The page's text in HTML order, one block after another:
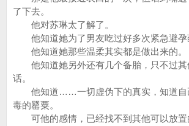
了下去。
他对苏琳太了解了。
他知道她为了男友吃过好多次紧急避孕
他知道她那些温柔其实都是做出来的。
他知道她另外还有几个备胎，只不过其
话。
他知道……一切虚伪下的真实，知道自
毒的罂粟。
可他的感情，已经找不到其他可以放置